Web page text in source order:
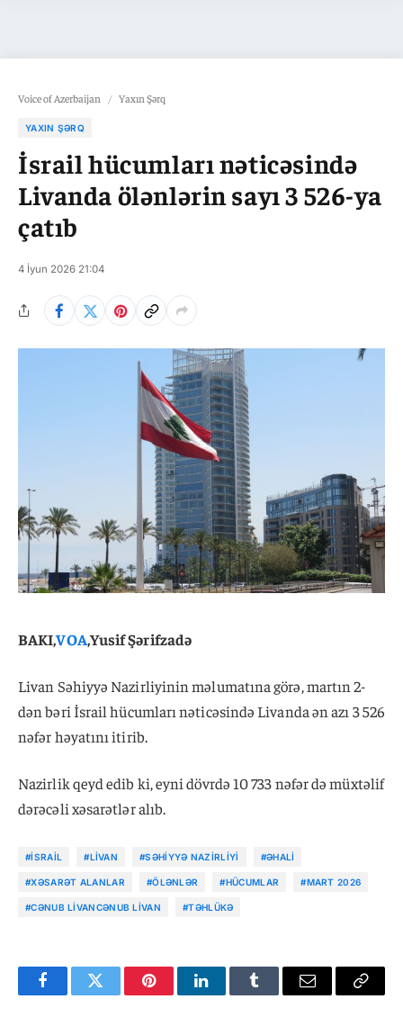
Voice of Azerbaijan / Yaxın Şərq
YAXIN ŞƏRQ
İsrail hücumları nəticəsində
Livanda ölənlərin sayı 3 526-ya
çatıb
4 İyun 2026 21:04
BAKI,VOA,Yusif Şərifzadə
Livan Səhiyyə Nazirliyinin məlumatına görə, martın 2-
dən bəri İsrail hücumları nəticəsində Livanda ən azı 3 526
nəfər həyatını itirib.
Nazirlik qeyd edib ki, eyni dövrdə 10 733 nəfər də müxtəlif
dərəcəli xəsarətlər alıb.
#İSRAIL #LIVAN #SƏHIYYƏ NAZIRLIYI #ƏHALI
#XƏSARƏT ALANLAR #ÖLƏNLƏR #HÜCUMLAR #MART 2026
#CƏNUB LIVANCƏNUB LIVAN #TƏHLÜKƏ
FacebookTwitter PinterestLinkedInTumblr Email
Copy